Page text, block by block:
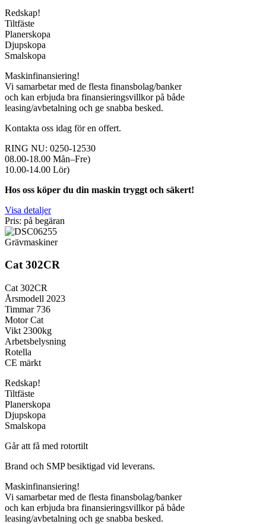
Redskap!
Tiltfäste
Planerskopa
Djupskopa
Smalskopa
Maskinfinansiering!
Vi samarbetar med de flesta finansbolag/banker
och kan erbjuda bra finansieringsvillkor på både
leasing/avbetalning och ge snabba besked.
Kontakta oss idag för en offert.
RING NU: 0250-12530
08.00-18.00 Mån–Fre)
10.00-14.00 Lör)
Hos oss köper du din maskin tryggt och säkert!
Visa detaljer
Pris: på begäran
Grävmaskiner
Cat 302CR
Cat 302CR
Årsmodell 2023
Timmar 736
Motor Cat
Vikt 2300kg
Arbetsbelysning
Rotella
CE märkt
Redskap!
Tiltfäste
Planerskopa
Djupskopa
Smalskopa
Går att få med rotortilt
Brand och SMP besiktigad vid leverans.
Maskinfinansiering!
Vi samarbetar med de flesta finansbolag/banker
och kan erbjuda bra finansieringsvillkor på både
leasing/avbetalning och ge snabba besked.